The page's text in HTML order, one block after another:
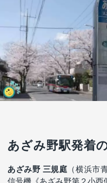
あざみ野駅発着
あざみ野 三規庭 （横浜市
信号機《あざみ野第２小